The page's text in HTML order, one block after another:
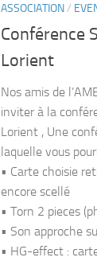
ASSOCIATION/
Conférence
Lorient
Nos amis de
inviter à la
Lorient , Une
laquelle vous
• Carte choisie
encore scellé
• Torn 2 pieces
• Son approche
• HG-effect :